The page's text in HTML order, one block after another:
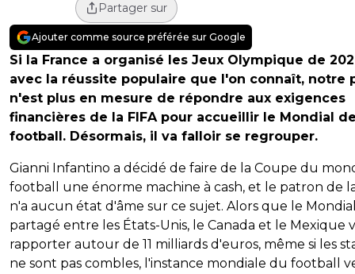
Partager sur
Ajouter comme source préférée sur Google
Si la France a organisé les Jeux Olympique de
avec la réussite populaire que l'on connaît, notre
n'est plus en mesure de répondre aux exigences
financières de la FIFA pour accueillir le Mondial
football. Désormais, il va falloir se regrouper.
Gianni Infantino a décidé de faire de la Coupe du
football une énorme machine à cash, et le patron de
n'a aucun état d'âme sur ce sujet. Alors que le
partagé entre les États-Unis, le Canada et le Mexique
rapporter autour de 11 milliards d'euros, même si les
ne sont pas combles, l'instance mondiale du football